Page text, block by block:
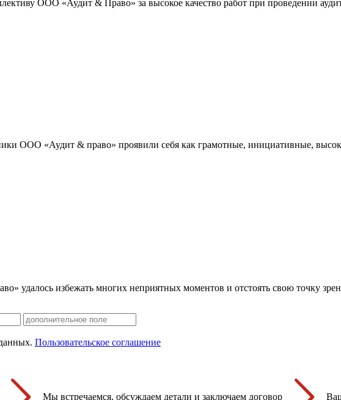
ООО «Аудит & Право» за высокое качество работ при проведении
ООО «Аудит & право» проявили себя как грамотные, инициативные,
удалось избежать многих неприятных моментов и отстоять свою точку
Пользовательское соглашение
Мы встречаемся, обсуждаем детали и заключаем договор